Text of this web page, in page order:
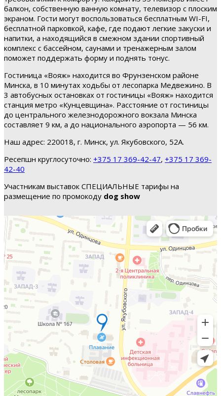
балкон, собственную ванную комнату, телевизор с плоским
экраном. Гости могут воспользоваться бесплатным WI-FI,
бесплатной парковкой, кафе, где подают легкие закуски и
напитки, а находящийся в смежном здании спортивный
комплекс с бассейном, саунами и тренажерным залом
поможет поддержать форму и поднять тонус.
Гостиница «Вояж» находится во Фрунзенском районе
Минска, в 10 минутах ходьбы от лесопарка Медвежино. В
3 автобусных остановках от гостиницы «Вояж» находится
станция метро «Кунцевщина». Расстояние от гостиницы
до центрального железнодорожного вокзала Минска
составляет 9 км, а до национального аэропорта — 56 км.
Наш адрес: 220018, г. Минск, ул. Якубовского, 52А.
Ресепшн круглосуточно: +375 17 369-42-47, +375 17 369-
42-40
Участникам выставок СПЕЦИАЛЬНЫЕ тарифы на
размещение по промокоду dog show